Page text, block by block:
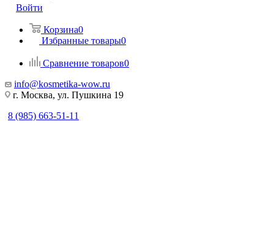
Войти
Корзина0
Избранные товары0
Сравнение товаров0
info@kosmetika-wow.ru
г. Москва, ул. Пушкина 19
8 (985) 663-51-11